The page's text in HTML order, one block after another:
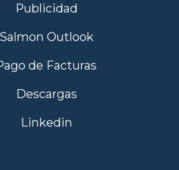
Publicidad
Salmon Outlook
de Facturas
Descargas
Linkedin